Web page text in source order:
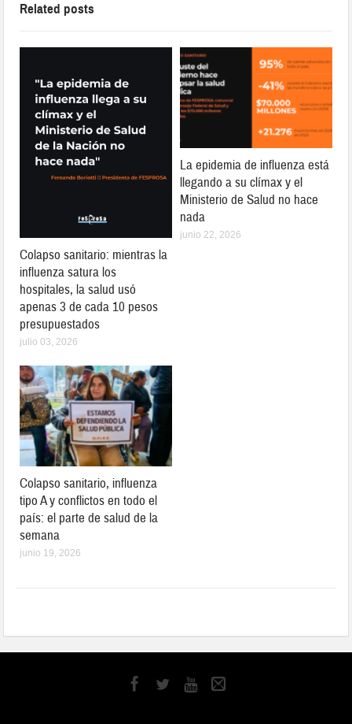
Related posts
Colapso sanitario: mientras la
influenza satura los
hospitales, la salud usó
apenas 3 de cada 10 pesos
presupuestados
julio 03, 2026
La epidemia de influenza está
llegando a su clímax y el
Ministerio de Salud no hace
nada
junio 22, 2026
Colapso sanitario, influenza
tipo A y conflictos en todo el
país: el parte de salud de la
semana
junio 19, 2026